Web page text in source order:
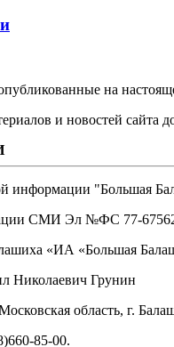
на
и новостей сайта
информации "Большая
СМИ Эл №ФС ‎77-
«ИА «Большая
Николаевич Грунин
область, г.
85-00.